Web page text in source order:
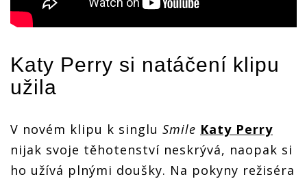
Katy Perry si natáčení klipu
užila
V novém klipu k singlu Smile Katy Perry
nijak svoje těhotenství neskrývá, naopak si
ho užívá plnými doušky. Na pokyny režiséra